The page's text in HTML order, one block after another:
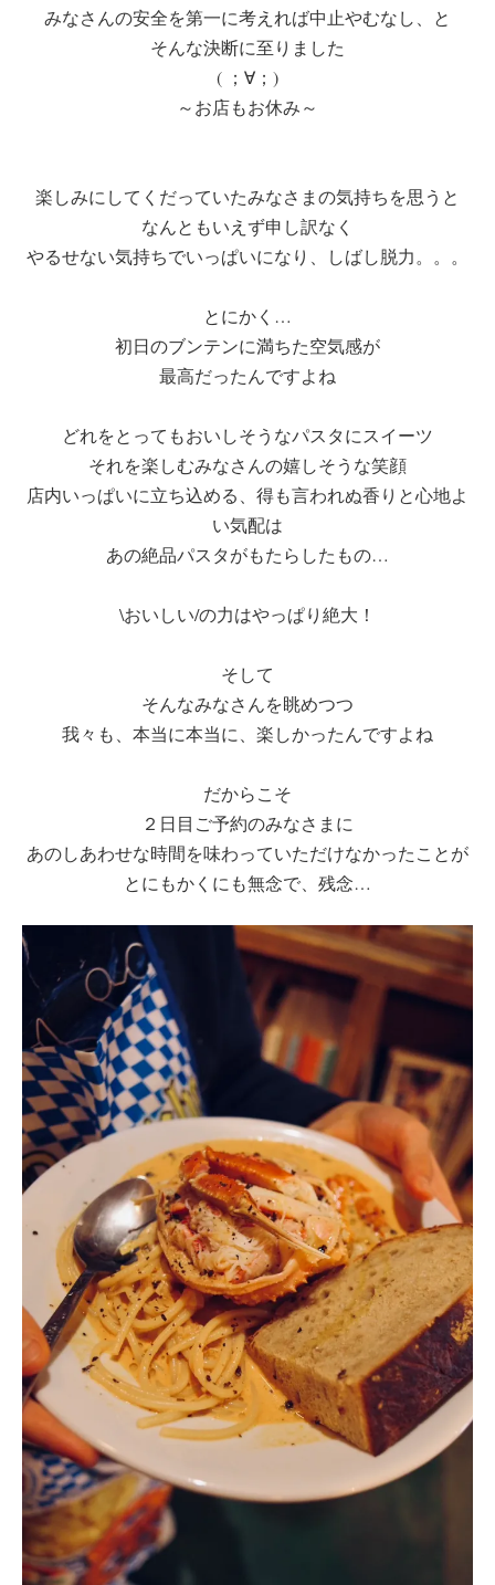
みなさんの安全を第一に考えれば中止やむなし、と
そんな決断に至りました
( ；∀；)
～お店もお休み～
楽しみにしてくだっていたみなさまの気持ちを思うと
なんともいえず申し訳なく
やるせない気持ちでいっぱいになり、しばし脱力。。。
とにかく…
初日のブンテンに満ちた空気感が
最高だったんですよね
どれをとってもおいしそうなパスタにスイーツ
それを楽しむみなさんの嬉しそうな笑顔
店内いっぱいに立ち込める、得も言われぬ香りと心地よ
い気配は
あの絶品パスタがもたらしたもの…
\おいしい/の力はやっぱり絶大！
そして
そんなみなさんを眺めつつ
我々も、本当に本当に、楽しかったんですよね
だからこそ
２日目ご予約のみなさまに
あのしあわせな時間を味わっていただけなかったことが
とにもかくにも無念で、残念…